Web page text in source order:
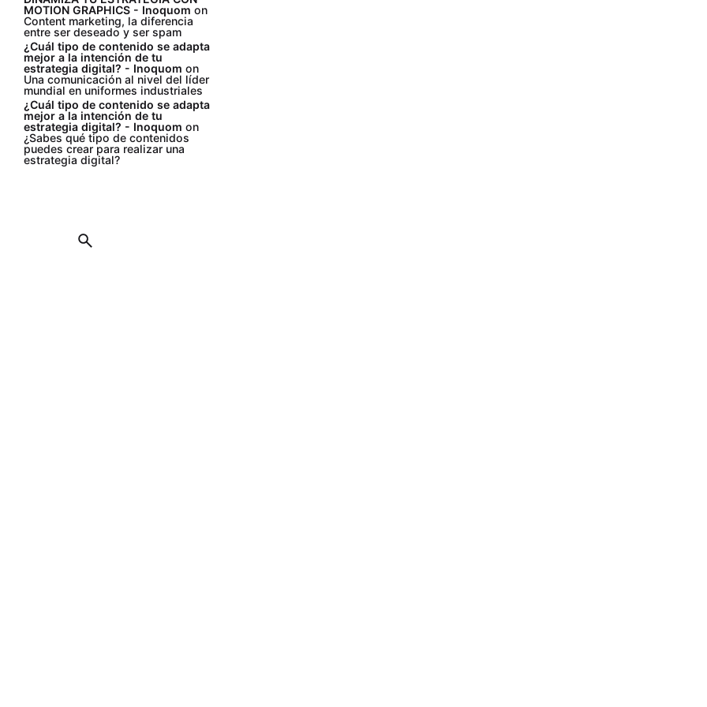
MOTION GRAPHICS - Inoquom on
Content marketing, la diferencia
entre ser deseado y ser spam
¿Cuál tipo de contenido se adapta
mejor a la intención de tu
estrategia digital? - Inoquom on
Una comunicación al nivel del líder
mundial en uniformes industriales
¿Cuál tipo de contenido se adapta
mejor a la intención de tu
estrategia digital? - Inoquom on
¿Sabes qué tipo de contenidos
puedes crear para realizar una
estrategia digital?